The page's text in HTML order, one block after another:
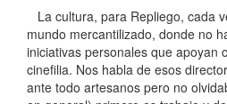
La cultura, para Repliego, cada
mundo mercantilizado, donde no
iniciativas personales que apoyan
cinefilia. Nos habla de esos
ante todo artesanos pero no